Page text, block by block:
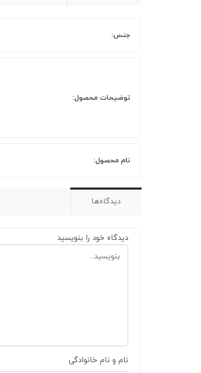
جنس:
توضیحات محصول:
نام محصول:
دیدگاه‌ها
دیدگاه خود را بنویسید
نام و نام خانوادگی